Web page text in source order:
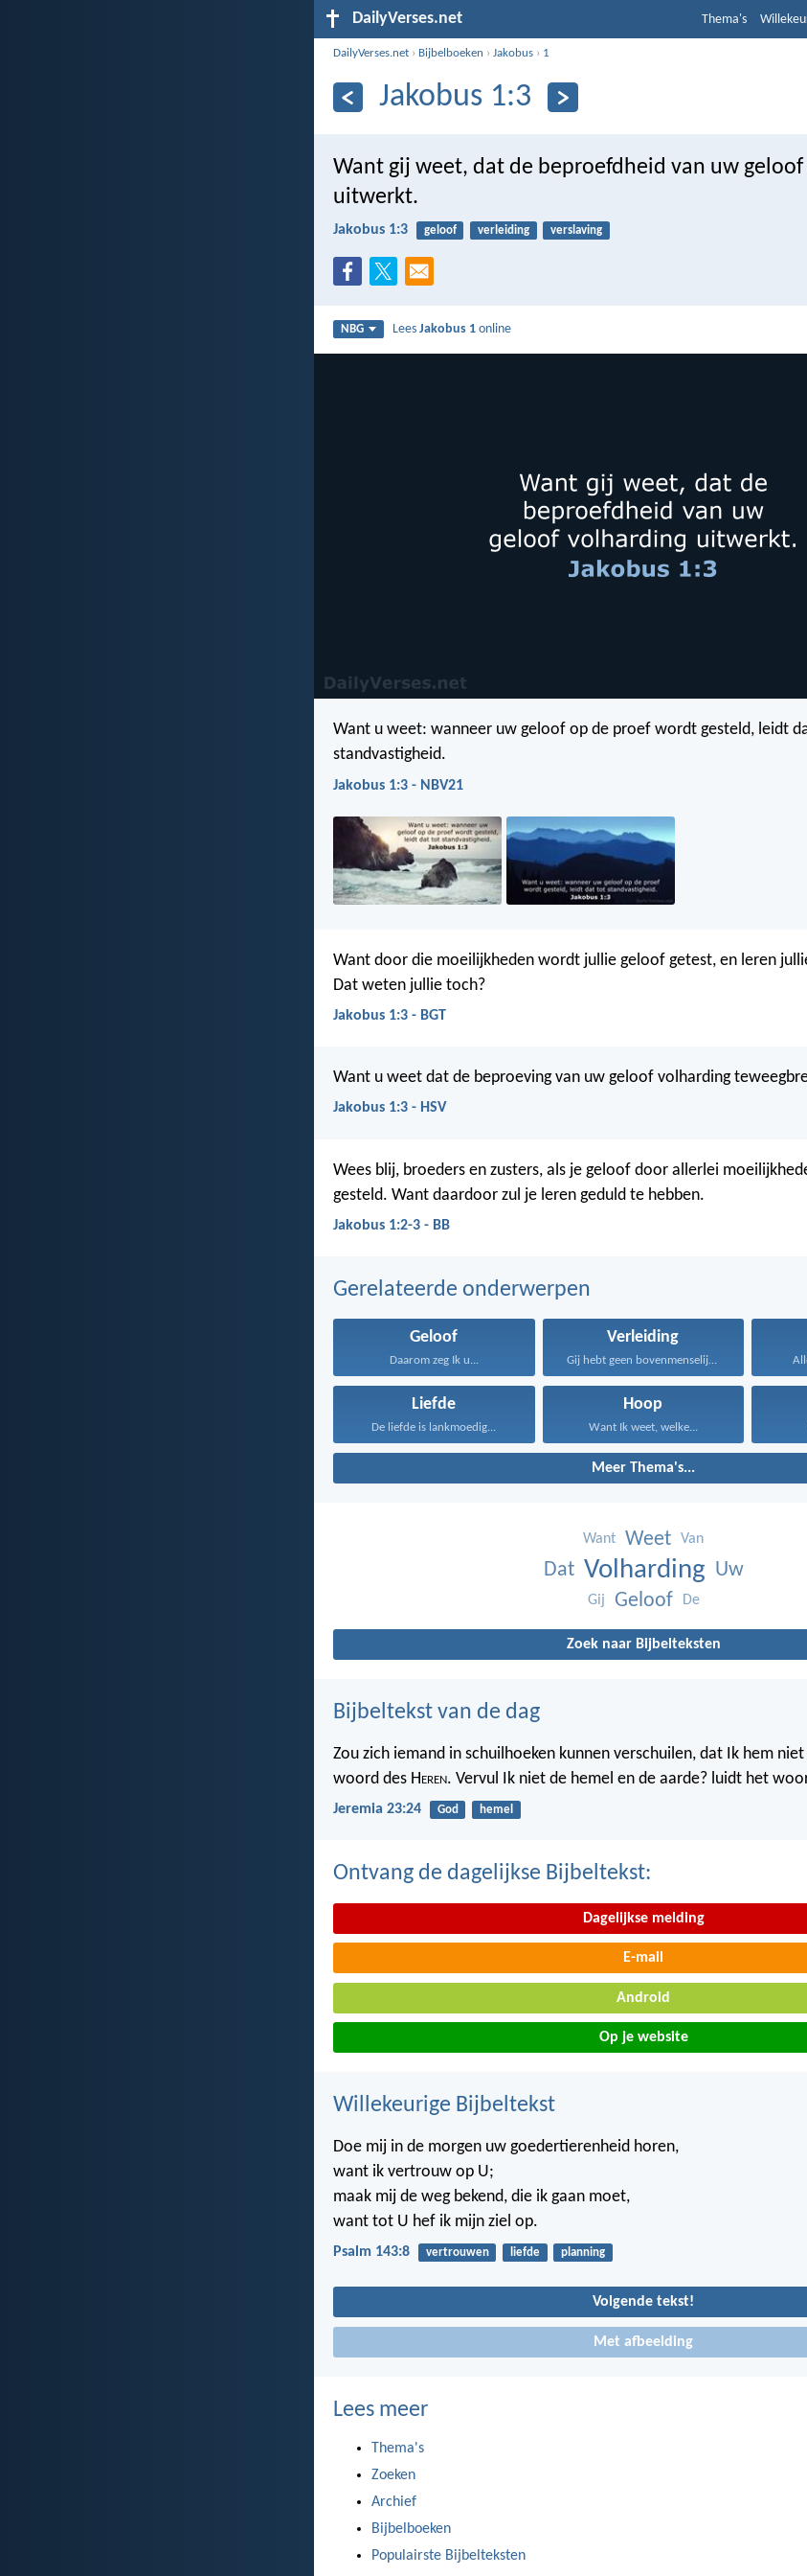
DailyVerses.net Thema's
DailyVerses.net › Bijbelboeken ›Jakobus › 1
Jakobus 1:3
Want gij weet, dat de beproefdheid van uw
uitwerkt.
Jakobus 1:3 geloof verleiding verslaving
NBG LeesJakobus 1 online
Want u weet: wanneer uw geloof op de proef wordt gesteld, leidt
standvastigheid.
Jakobus 1:3 - NBV21
Want door die moeilijkheden wordt jullie geloof getest, en leren
Dat weten jullie toch?
Jakobus 1:3 - BGT
Want u weet dat de beproeving van uw geloof volharding
Jakobus 1:3 - HSV
Wees blij, broeders en zusters, als je geloof door allerlei
gesteld. Want daardoor zul je leren geduld te hebben.
Jakobus 1:2-3 - BB
Gerelateerde onderwerpen
Geloof
Daarom zeg Ik u...
Verleiding
Gij hebt geen bovenmenselijke...
Liefde
De liefde is lankmoedig...
Hoop
Want Ik weet, welke...
Meer Thema's...
Want Weet Van
Dat Volharding Uw
Gij Geloof De
Zoek naar Bijbelteksten
Bijbeltekst van de dag
Zou zich iemand in schuilhoeken kunnen verschuilen, dat Ik hem
woord des Heren. Vervul Ik niet de hemel en de aarde? luidt het
Jeremia 23:24 God hemel
Ontvang de dagelijkse Bijbeltekst:
Dagelijkse melding
E-mail
Android
Op je website
Willekeurige Bijbeltekst
Doe mij in de morgen uw goedertierenheid horen,
want ik vertrouw op U;
maak mij de weg bekend, die ik gaan moet,
want tot U hef ik mijn ziel op.
Psalm 143:8 vertrouwen liefde planning
Volgende tekst!
Met afbeelding
Lees meer
Thema's
Zoeken
Archief
Bijbelboeken
Populairste Bijbelteksten